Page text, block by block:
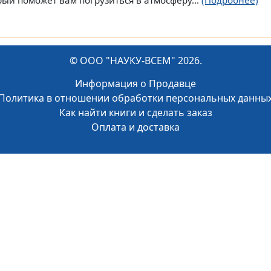
© ООО "НАУКУ-ВСЕМ" 2026.
Информация о Продавце
в отношении обработки персональных
Как найти книги и сделать заказ
Оплата и доставка